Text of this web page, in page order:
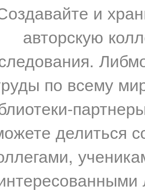
и
авторскую
по всему
делиться